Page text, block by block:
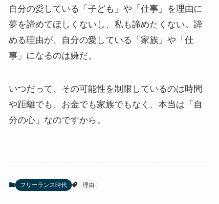
自分の愛している「子ども」や「仕事」を理由に
夢を諦めてほしくないし、私も諦めたくない。諦
める理由が、自分の愛している「家族」や「仕
事」になるのは嫌だ。
いつだって、その可能性を制限しているのは時間
や距離でも、お金でも家族でもなく、本当は「自
分の心」なのですから。
フリーランス時代 理由